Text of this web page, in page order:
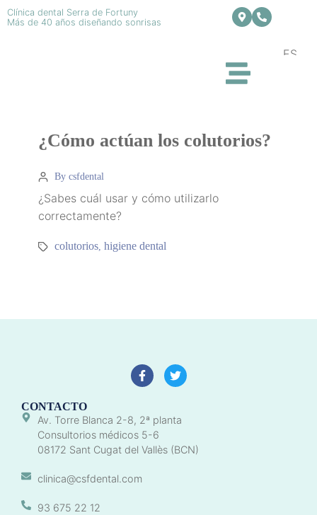
Clínica dental Serra de Fortuny
Más de 40 años diseñando sonrisas
ES
¿Cómo actúan los colutorios?
By csfdental
¿Sabes cuál usar y cómo utilizarlo
correctamente?
colutorios,higiene dental
CONTACTO
Av. Torre Blanca 2-8, 2ª planta
Consultorios médicos 5-6
08172 Sant Cugat del Vallès (BCN)
clinica@csfdental.com
93 675 22 12